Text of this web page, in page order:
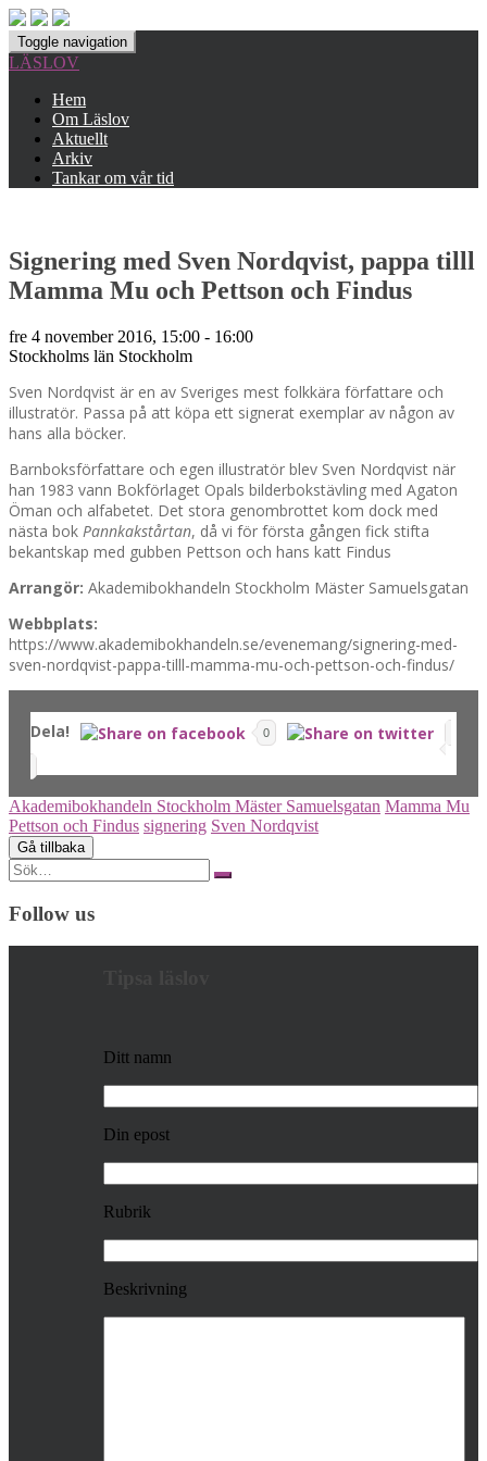
Toggle navigation
LÄSLOV
Hem
Om Läslov
Aktuellt
Arkiv
Tankar om vår tid
Signering med Sven Nordqvist, pappa tilll
Mamma Mu och Pettson och Findus
fre 4 november 2016, 15:00 - 16:00
Stockholms län Stockholm
Sven Nordqvist är en av Sveriges mest folkkära författare och
illustratör. Passa på att köpa ett signerat exemplar av någon av
hans alla böcker.
Barnboksförfattare och egen illustratör blev Sven Nordqvist när
han 1983 vann Bokförlaget Opals bilderbokstävling med Agaton
Öman och alfabetet. Det stora genombrottet kom dock med
nästa bok Pannkakstårtan, då vi för första gången fick stifta
bekantskap med gubben Pettson och hans katt Findus
Arrangör: Akademibokhandeln Stockholm Mäster Samuelsgatan
Webbplats:
https://www.akademibokhandeln.se/evenemang/signering-med-
sven-nordqvist-pappa-tilll-mamma-mu-och-pettson-och-findus/
Dela! 0
Akademibokhandeln Stockholm Mäster Samuelsgatan Mamma Mu
Pettson och Findus signering Sven Nordqvist
Search
for:
Follow us
Ditt namn
Din epost
Rubrik
Beskrivning